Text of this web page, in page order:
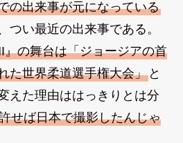
の出来事が元になっている
つい最近の出来事である。
』の舞台は「ジョージアの首
た世界柔道選手権大会」と
えた理由ははっきりとは分
せば日本で撮影したんじゃ